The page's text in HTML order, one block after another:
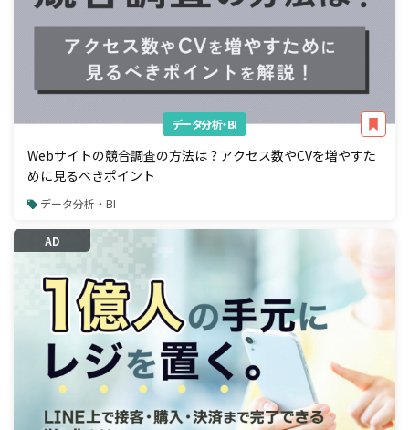
データ分析・BI
Webサイトの競合調査の方法は？アクセス数やCVを増やすた
めに見るべきポイント
データ分析・BI
AD